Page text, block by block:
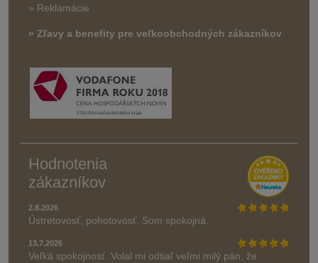
» Reklamácie
» Zľavy a benefity pre veľkoobchodných zákazníkov
Hodnotenia
zákazníkov
2.8.2026
Ústretovosť, pohotovosť. Som spokojná.
13.7.2026
Veľká spokojnosť. Volal mi odtiaľ veľmi milý pán, že